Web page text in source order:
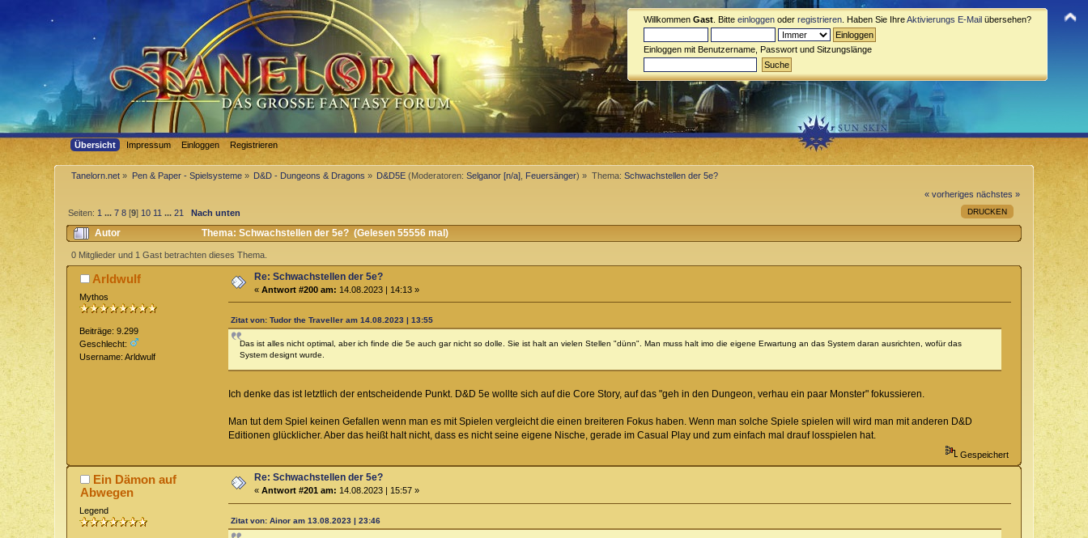
Willkommen Gast . Bitte einloggen oder registrieren . Haben Sie IhreAktivierungs E-Mail übersehen?
Einloggen mit Benutzername, Passwort und Sitzungslänge
Übersicht Impressum Einloggen Registrieren
Tanelorn.net » Pen & Paper - Spielsysteme» D&D - Dungeons & Dragons » D&D5E (Moderatoren:Selganor [n/a] Feuersänger) » Thema: Schwachstellen der 5e?
« vorheriges nächstes »
DRUCKEN
Seiten: 1 ...7 8 [9] 10 11 ...21 Nach unten
Autor Thema: Schwachstellen der 5e? (Gelesen 55556 mal)
0 Mitglieder und 1 Gast betrachten dieses Thema.
Arldwulf
Mythos
Beiträge: 9.299
Geschlecht:
Username: Arldwulf
Re: Schwachstellen der 5e?
«Antwort #200 am: 14.08.2023 | 14:13 »
Zitat von: Tudor the Traveller am 14.08.2023 | 13:55
Das ist alles nicht optimal, aber ich finde die 5e auch gar nicht so dolle. Sie ist halt an vielen Stellen "dünn". Man muss halt imo die eigene Erwartung an das System daran ausrichten, wofür das
System designt wurde.
Ich denke das ist letztlich der entscheidende Punkt. D&D 5e wollte sich auf die Core Story, auf das "geh in den Dungeon, verhau ein paar Monster" fokussieren.
Man tut dem Spiel keinen Gefallen wenn man es mit Spielen vergleicht die einen breiteren Fokus haben. Wenn man solche Spiele spielen will wird man mit anderen D&D
Editionen glücklicher. Aber das heißt halt nicht, dass es nicht seine eigene Nische, gerade im Casual Play und zum einfach mal drauf losspielen hat.
Gespeichert
Ein Dämon auf
Abwegen
Legend
Re: Schwachstellen der 5e?
«Antwort #201 am: 14.08.2023 | 15:57 »
Zitat von: Ainor am 13.08.2023 | 23:46